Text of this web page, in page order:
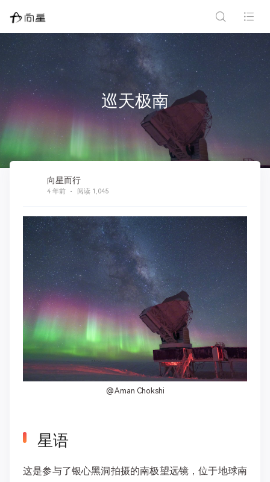
巡天极南
向星而行
4 年前 阅读 1,045
@ Aman Chokshi
星语
这是参与了银心黑洞拍摄的南极望远镜，位于地球南